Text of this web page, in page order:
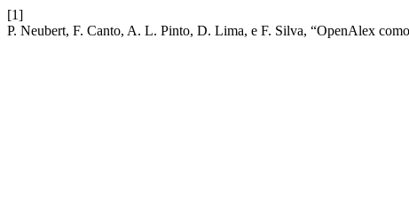
[1]
P. Neubert, F. Canto, A. L. Pinto, D. Lima, e F. Silva, “OpenAlex